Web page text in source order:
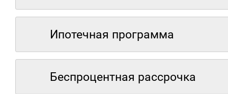
Ипотечная программа
Беспроцентная рассрочка